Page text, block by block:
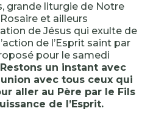
grande liturgie de Notre
et ailleurs
de Jésus qui exulte de
de l’Esprit saint par
pour le samedi
Restons un instant avec
avec tous ceux qui
aller au Père par le Fils
de l’Esprit.